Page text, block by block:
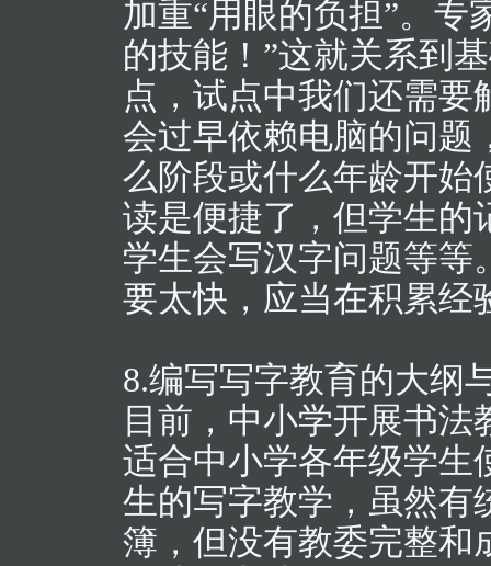
加重“用眼的负担”。专
的技能！”这就关系到
点，试点中我们还需
会过早依赖电脑的问题
么阶段或什么年龄开始
读是便捷了，但学生的
学生会写汉字问题等等
要太快，应当在积累经
8.编写写字教育的大纲
目前，中小学开展书
适合中小学各年级学生
生的写字教学，虽然有
簿，但没有教委完整和